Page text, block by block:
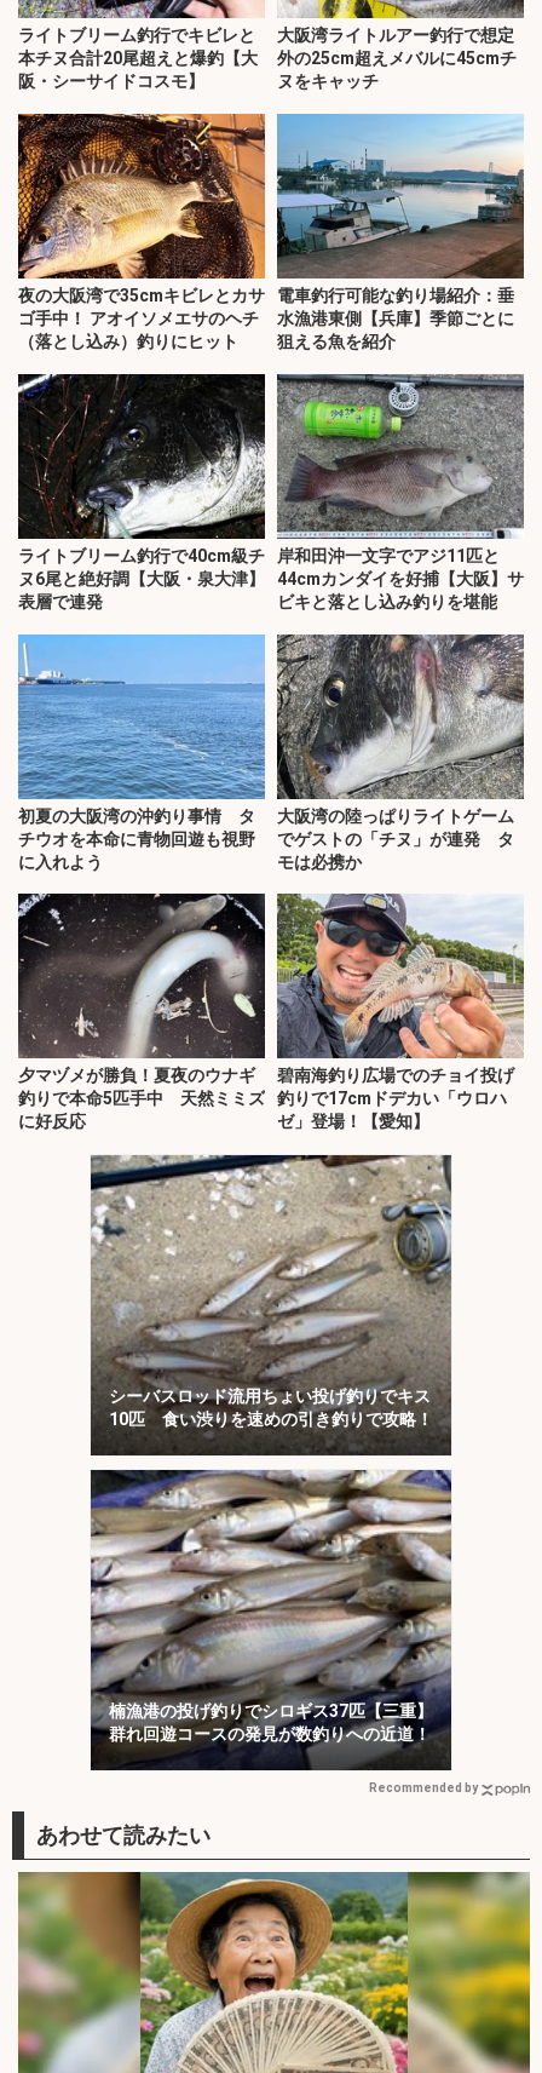
ライトブリーム釣行でキビレと
本チヌ合計20尾超えと爆釣【大
阪・シーサイドコスモ】
大阪湾ライトルアー釣行で想定
外の25cm超えメバルに45cmチ
ヌをキャッチ
夜の大阪湾で35cmキビレとカサ
ゴ手中！ アオイソメエサのヘチ
（落とし込み）釣りにヒット
電車釣行可能な釣り場紹介：垂
水漁港東側【兵庫】季節ごとに
狙える魚を紹介
ライトブリーム釣行で40cm級チ
ヌ6尾と絶好調【大阪・泉大津】
表層で連発
岸和田沖一文字でアジ11匹と
44cmカンダイを好捕【大阪】サ
ビキと落とし込み釣りを堪能
初夏の大阪湾の沖釣り事情 タ
チウオを本命に青物回遊も視野
に入れよう
大阪湾の陸っぱりライトゲーム
でゲストの「チヌ」が連発 タ
モは必携か
夕マヅメが勝負！夏夜のウナギ
釣りで本命5匹手中 天然ミミズ
に好反応
碧南海釣り広場でのチョイ投げ
釣りで17cmドデカい「ウロハ
ゼ」登場！【愛知】
シーバスロッド流用ちょい投げ釣りでキス
10匹 食い渋りを速めの引き釣りで攻略！
楠漁港の投げ釣りでシロギス37匹【三重】
群れ回遊コースの発見が数釣りへの近道！
Recommended by